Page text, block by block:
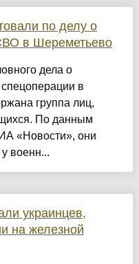
по делу о
в Шереметьево
дела о
в
группа лиц,
По данным
«Новости», они
военн...
украинцев,
на железной